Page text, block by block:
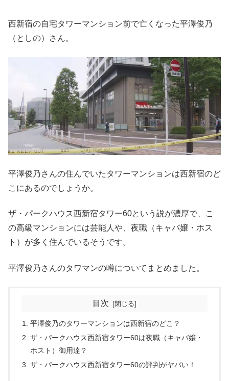
西新宿の自宅タワーマンション前で亡くなった平澤俊乃
（としの）さん。
平澤俊乃さんの住んでいたタワーマンションは西新宿のど
こにあるのでしょうか。
ザ・パークハウス西新宿タワー60という説が濃厚で、こ
の高級マンションには芸能人や、夜職（キャバ嬢・ホス
ト）が多く住んでいるそうです。
平澤俊乃さんのタワマンの噂についてまとめました。
目次
平澤俊乃のタワーマンションは西新宿のどこ？
ザ・パークハウス西新宿タワー60は夜職（キャバ嬢・
ホスト）御用達？
ザ・パークハウス西新宿タワー60の評判がヤバい！